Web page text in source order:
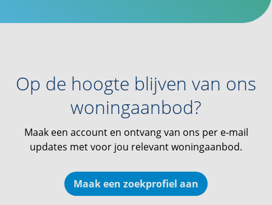
Op de hoogte blijven van ons
woningaanbod?
Maak een account en ontvang van ons per e-mail
updates met voor jou relevant woningaanbod.
Maak een zoekprofiel aan